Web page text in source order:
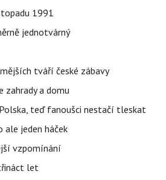
1991
jednotvárný
tváří české zábavy
zahrady a domu
teď fanoušci nestačí tleskat
ale jeden háček
vzpomínání
let